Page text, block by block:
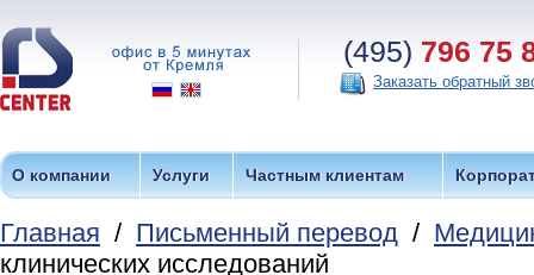
(495) 796 75
Заказать обратный
О компании Услуги Частным клиентам
Главная / Письменный перевод /
клинических исследований